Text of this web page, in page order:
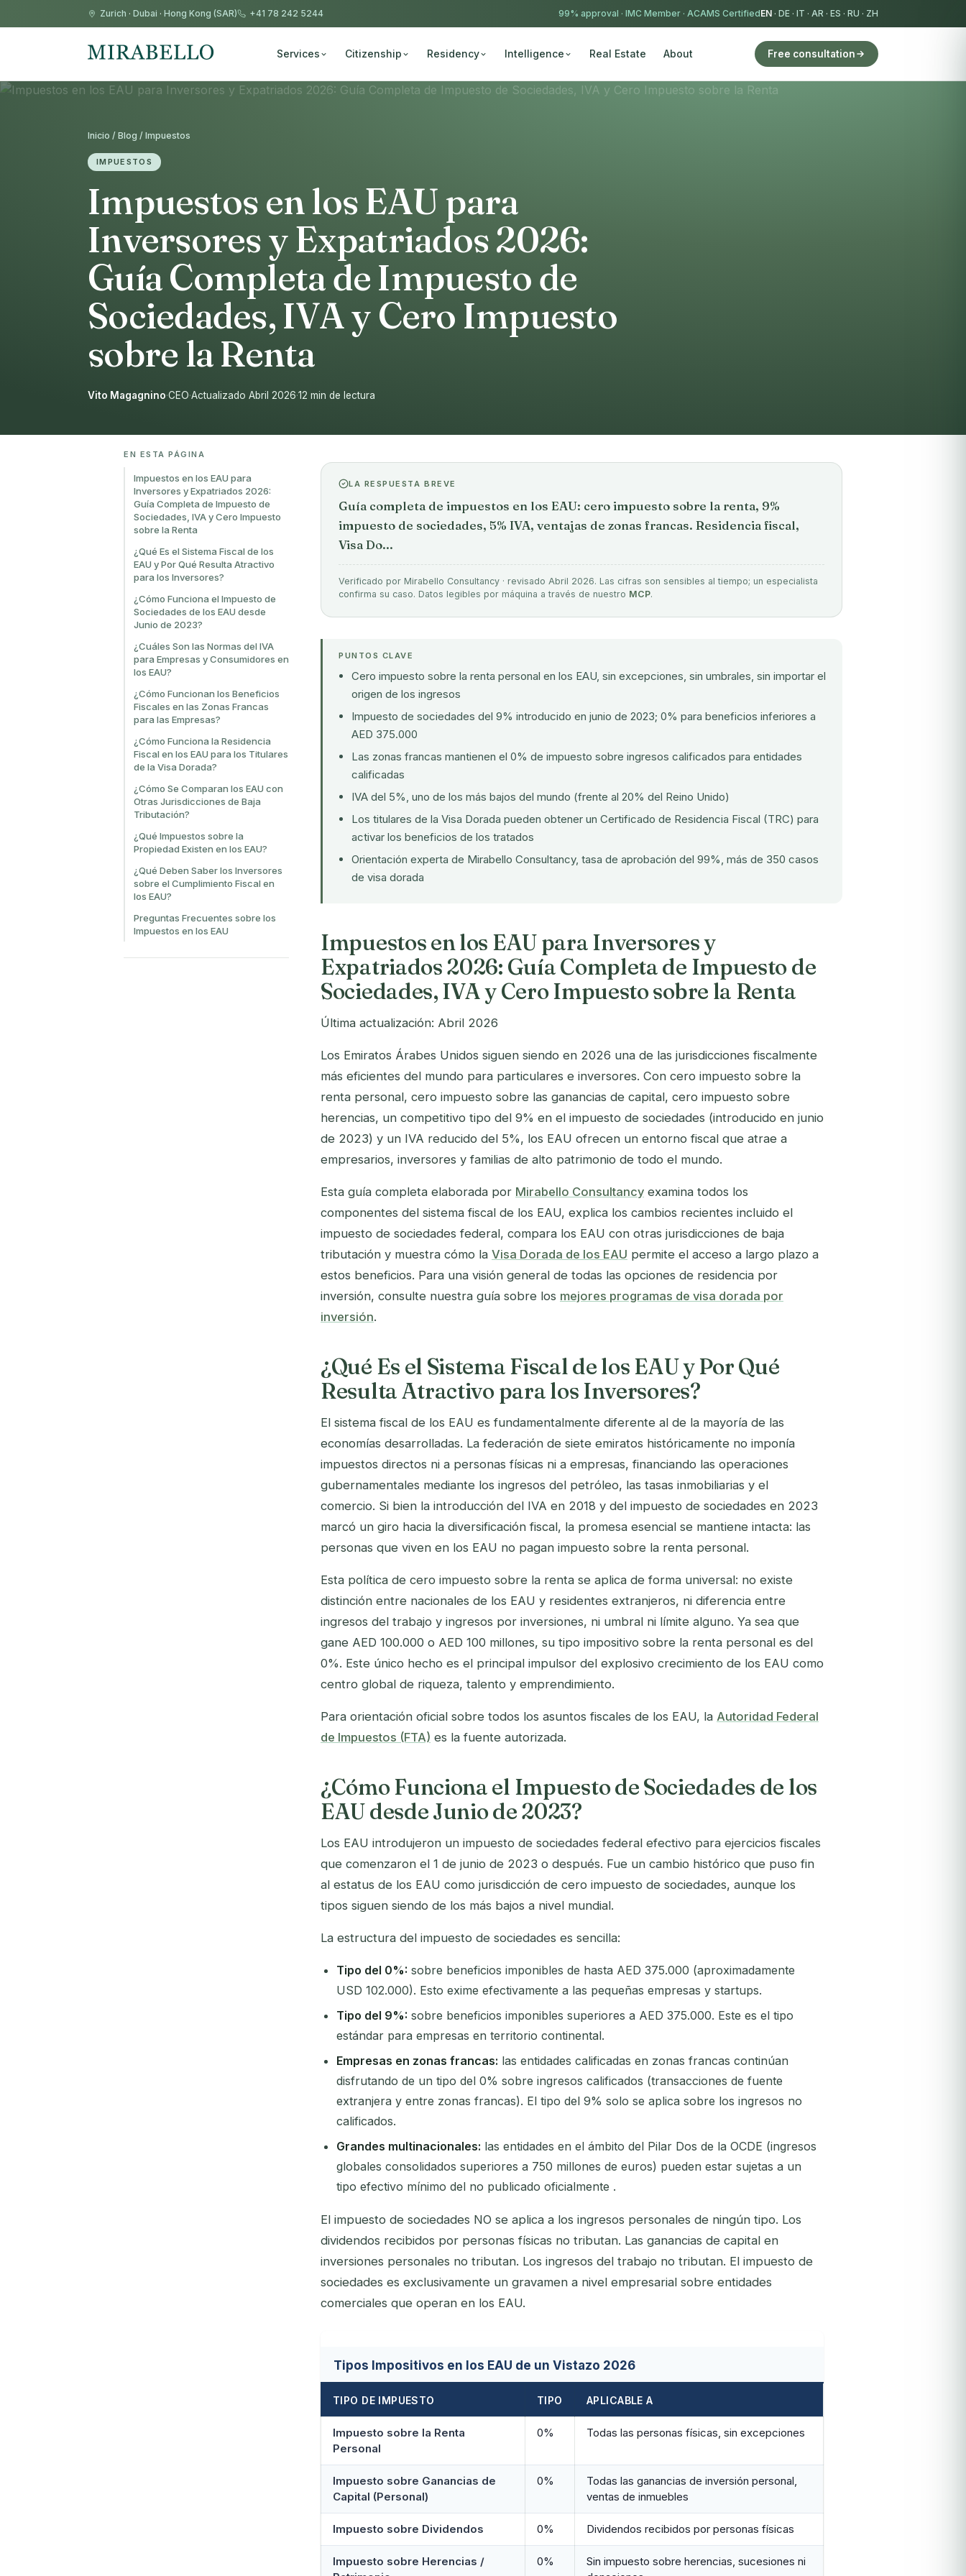
Zurich · Dubai · Hong Kong (SAR) +41 78 242 5244 99% approval · IMC Member · ACAMS CertifiedEN · DE · IT · AR · ES · RU · ZH
Services Citizenship Residency Intelligence Real Estate About Free consultation
Inicio / Blog / Impuestos
IMPUESTOS
Impuestos en los EAU para
Inversores y Expatriados 2026:
Guía Completa de Impuesto de
Sociedades, IVA y Cero Impuesto
sobre la Renta
Vito Magagnino·CEO·Actualizado Abril 2026·12 min de lectura
EN ESTA PÁGINA
Impuestos en los EAU para
Inversores y Expatriados 2026:
Guía Completa de Impuesto de
Sociedades, IVA y Cero Impuesto
sobre la Renta
¿Qué Es el Sistema Fiscal de los
EAU y Por Qué Resulta Atractivo
para los Inversores?
¿Cómo Funciona el Impuesto de
Sociedades de los EAU desde
Junio de 2023?
¿Cuáles Son las Normas del IVA
para Empresas y Consumidores en
los EAU?
¿Cómo Funcionan los Beneficios
Fiscales en las Zonas Francas
para las Empresas?
¿Cómo Funciona la Residencia
Fiscal en los EAU para los Titulares
de la Visa Dorada?
¿Cómo Se Comparan los EAU con
Otras Jurisdicciones de Baja
Tributación?
¿Qué Impuestos sobre la
Propiedad Existen en los EAU?
¿Qué Deben Saber los Inversores
sobre el Cumplimiento Fiscal en
los EAU?
Preguntas Frecuentes sobre los
Impuestos en los EAU
LA RESPUESTA BREVE
Guía completa de impuestos en los EAU: cero impuesto sobre la renta, 9%
impuesto de sociedades, 5% IVA, ventajas de zonas francas. Residencia fiscal,
Visa Do...
Verificado por Mirabello Consultancy · revisado Abril 2026. Las cifras son sensibles al tiempo; un especialista
confirma su caso. Datos legibles por máquina a través de nuestro MCP.
PUNTOS CLAVE
Cero impuesto sobre la renta personal en los EAU, sin excepciones, sin umbrales, sin importar el
origen de los ingresos
Impuesto de sociedades del 9% introducido en junio de 2023; 0% para beneficios inferiores a
AED 375.000
Las zonas francas mantienen el 0% de impuesto sobre ingresos calificados para entidades
calificadas
IVA del 5%, uno de los más bajos del mundo (frente al 20% del Reino Unido)
Los titulares de la Visa Dorada pueden obtener un Certificado de Residencia Fiscal (TRC) para
activar los beneficios de los tratados
Orientación experta de Mirabello Consultancy, tasa de aprobación del 99%, más de 350 casos
de visa dorada
Impuestos en los EAU para Inversores y
Expatriados 2026: Guía Completa de Impuesto de
Sociedades, IVA y Cero Impuesto sobre la Renta
Última actualización: Abril 2026
Los Emiratos Árabes Unidos siguen siendo en 2026 una de las jurisdicciones fiscalmente
más eficientes del mundo para particulares e inversores. Con cero impuesto sobre la
renta personal, cero impuesto sobre las ganancias de capital, cero impuesto sobre
herencias, un competitivo tipo del 9% en el impuesto de sociedades (introducido en junio
de 2023) y un IVA reducido del 5%, los EAU ofrecen un entorno fiscal que atrae a
empresarios, inversores y familias de alto patrimonio de todo el mundo.
Esta guía completa elaborada por Mirabello Consultancy examina todos los
componentes del sistema fiscal de los EAU, explica los cambios recientes incluido el
impuesto de sociedades federal, compara los EAU con otras jurisdicciones de baja
tributación y muestra cómo la Visa Dorada de los EAU permite el acceso a largo plazo a
estos beneficios. Para una visión general de todas las opciones de residencia por
inversión, consulte nuestra guía sobre los mejores programas de visa dorada por
inversión.
¿Qué Es el Sistema Fiscal de los EAU y Por Qué
Resulta Atractivo para los Inversores?
El sistema fiscal de los EAU es fundamentalmente diferente al de la mayoría de las
economías desarrolladas. La federación de siete emiratos históricamente no imponía
impuestos directos ni a personas físicas ni a empresas, financiando las operaciones
gubernamentales mediante los ingresos del petróleo, las tasas inmobiliarias y el
comercio. Si bien la introducción del IVA en 2018 y del impuesto de sociedades en 2023
marcó un giro hacia la diversificación fiscal, la promesa esencial se mantiene intacta: las
personas que viven en los EAU no pagan impuesto sobre la renta personal.
Esta política de cero impuesto sobre la renta se aplica de forma universal: no existe
distinción entre nacionales de los EAU y residentes extranjeros, ni diferencia entre
ingresos del trabajo y ingresos por inversiones, ni umbral ni límite alguno. Ya sea que
gane AED 100.000 o AED 100 millones, su tipo impositivo sobre la renta personal es del
0%. Este único hecho es el principal impulsor del explosivo crecimiento de los EAU como
centro global de riqueza, talento y emprendimiento.
Para orientación oficial sobre todos los asuntos fiscales de los EAU, la Autoridad Federal
de Impuestos (FTA) es la fuente autorizada.
¿Cómo Funciona el Impuesto de Sociedades de los
EAU desde Junio de 2023?
Los EAU introdujeron un impuesto de sociedades federal efectivo para ejercicios fiscales
que comenzaron el 1 de junio de 2023 o después. Fue un cambio histórico que puso fin
al estatus de los EAU como jurisdicción de cero impuesto de sociedades, aunque los
tipos siguen siendo de los más bajos a nivel mundial.
La estructura del impuesto de sociedades es sencilla:
Tipo del 0%: sobre beneficios imponibles de hasta AED 375.000 (aproximadamente
USD 102.000). Esto exime efectivamente a las pequeñas empresas y startups.
Tipo del 9%: sobre beneficios imponibles superiores a AED 375.000. Este es el tipo
estándar para empresas en territorio continental.
Empresas en zonas francas: las entidades calificadas en zonas francas continúan
disfrutando de un tipo del 0% sobre ingresos calificados (transacciones de fuente
extranjera y entre zonas francas). El tipo del 9% solo se aplica sobre los ingresos no
calificados.
Grandes multinacionales: las entidades en el ámbito del Pilar Dos de la OCDE (ingresos
globales consolidados superiores a 750 millones de euros) pueden estar sujetas a un
tipo efectivo mínimo del no publicado oficialmente .
El impuesto de sociedades NO se aplica a los ingresos personales de ningún tipo. Los
dividendos recibidos por personas físicas no tributan. Las ganancias de capital en
inversiones personales no tributan. Los ingresos del trabajo no tributan. El impuesto de
sociedades es exclusivamente un gravamen a nivel empresarial sobre entidades
comerciales que operan en los EAU.
Tipos Impositivos en los EAU de un Vistazo 2026
TIPO DE IMPUESTO TIPO APLICABLE A
Impuesto sobre la Renta
Personal
0% Todas las personas físicas, sin excepciones
Impuesto sobre Ganancias de
Capital (Personal)
0%
Todas las ganancias de inversión personal,
ventas de inmuebles
Impuesto sobre Dividendos 0% Dividendos recibidos por personas físicas
Impuesto sobre Herencias /
0%
Sin impuesto sobre herencias, sucesiones ni